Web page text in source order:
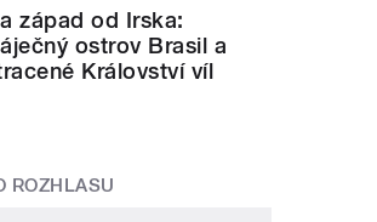
západ od Irska:
ostrov Brasil a
Království víl
ROZHLASU